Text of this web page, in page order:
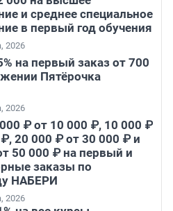
и среднее специальное
в первый год обучения
2026
на первый заказ от 700
Пятёрочка
2026
₽ от 10 000 ₽, 10 000 ₽
20 000 ₽ от 30 000 ₽ и
50 000 ₽ на первый и
заказы по
НАБЕРИ
2026